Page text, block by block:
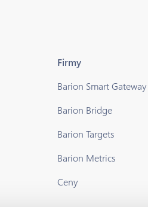
Firmy
Barion Smart Gateway
Barion Bridge
Barion Targets
Barion Metrics
Ceny